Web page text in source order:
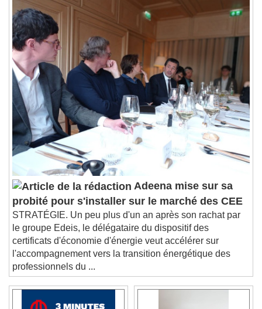
1x
Playback Rate
Chapters
Chapters
Descriptions
descriptions off, selected
Subtitles
subtitles settings, opens subtitles
settings dialog
subtitles off
, selected
Audio Track
Picture-in-Picture
Fullscreen
This is a modal window.
Beginning of dialog window. Escape will cancel
and close the window.
Text
Text Background
Adeena mise sur sa
probité pour s'installer sur le marché des CEE
STRATÉGIE. Un peu plus d'un an après son rachat par
le groupe Edeis, le délégataire du dispositif des
certificats d'économie d'énergie veut accélérer sur
l'accompagnement vers la transition énergétique des
professionnels du ...